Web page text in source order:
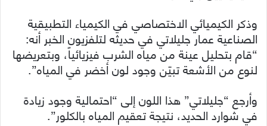
وذكر الكيميائي الاختصاصي في الكيمياء التطبيقية
الصناعية عمار جليلاتي في حديثه لتلفزيون الخبر أنه:
“قام بتحليل عينة من مياه الشرب فيزيائياً، وبتعريضها
لنوع من الأشعة تبيّن وجود لون أخضر في المياه”.
وأرجع “جليلاتي” هذا اللون إلى “احتمالية وجود زيادة
في شوارد الحديد، نتيجة تعقيم المياه بالكلور”.